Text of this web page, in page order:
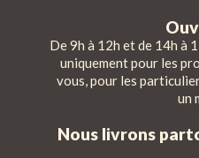
De 9h à 12h et de 14h à
uniquement pour les
vous, pour les
un
Nous livrons